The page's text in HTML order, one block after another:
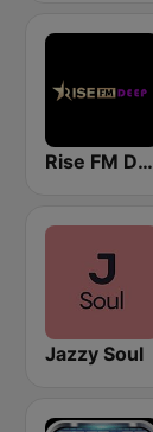
Rise FM Deep
Jazzy Soul